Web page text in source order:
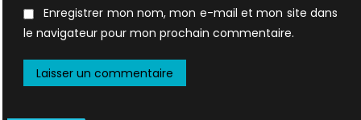
Enregistrer mon nom, mon e-mail et mon site dans
le navigateur pour mon prochain commentaire.